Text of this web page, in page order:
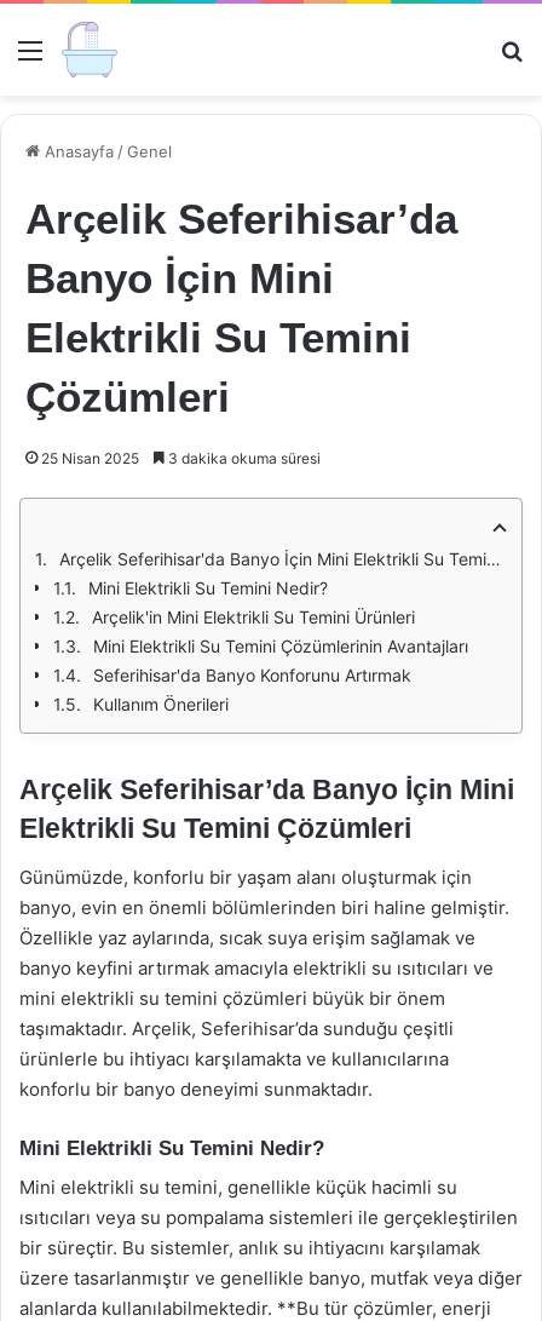
Menü
Anasayfa /Genel
Arçelik Seferihisar’da
Banyo İçin Mini
Elektrikli Su Temini
Çözümleri
25 Nisan 2025 3 dakika okuma süresi
Arçelik Seferihisar'da Banyo İçin Mini Elektrikli Su Temini Çözümleri
Mini Elektrikli Su Temini Nedir?
Arçelik'in Mini Elektrikli Su Temini Ürünleri
Mini Elektrikli Su Temini Çözümlerinin Avantajları
Seferihisar'da Banyo Konforunu Artırmak
Kullanım Önerileri
Arçelik Seferihisar’da Banyo İçin Mini
Elektrikli Su Temini Çözümleri
Günümüzde, konforlu bir yaşam alanı oluşturmak için
banyo, evin en önemli bölümlerinden biri haline gelmiştir.
Özellikle yaz aylarında, sıcak suya erişim sağlamak ve
banyo keyfini artırmak amacıyla elektrikli su ısıtıcıları ve
mini elektrikli su temini çözümleri büyük bir önem
taşımaktadır. Arçelik, Seferihisar’da sunduğu çeşitli
ürünlerle bu ihtiyacı karşılamakta ve kullanıcılarına
konforlu bir banyo deneyimi sunmaktadır.
Mini Elektrikli Su Temini Nedir?
Mini elektrikli su temini, genellikle küçük hacimli su
ısıtıcıları veya su pompalama sistemleri ile gerçekleştirilen
bir süreçtir. Bu sistemler, anlık su ihtiyacını karşılamak
üzere tasarlanmıştır ve genellikle banyo, mutfak veya diğer
alanlarda kullanılabilmektedir. **Bu tür çözümler, enerji